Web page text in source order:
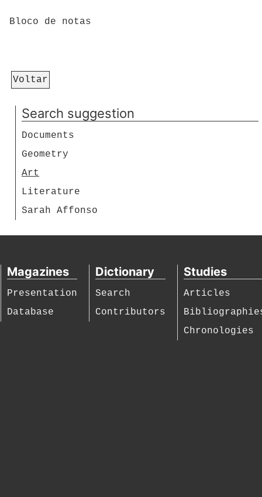
Bloco de notas
Voltar
Search suggestion
Documents
Geometry
Art
Literature
Sarah Affonso
Magazines
Presentation
Database
Dictionary
Search
Contributors
Studies
Articles
Chronologies